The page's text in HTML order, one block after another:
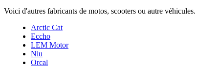
Voici d'autres fabricants de motos, scooters ou autre véhicules.
Arctic Cat
Eccho
LEM Motor
Niu
Orcal